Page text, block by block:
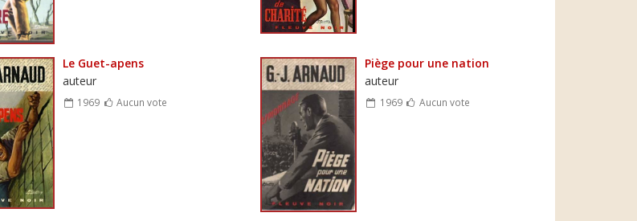
Le Guet-apens
auteur
1969 Aucun vote
Piège pour une nation
auteur
1969 Aucun vote